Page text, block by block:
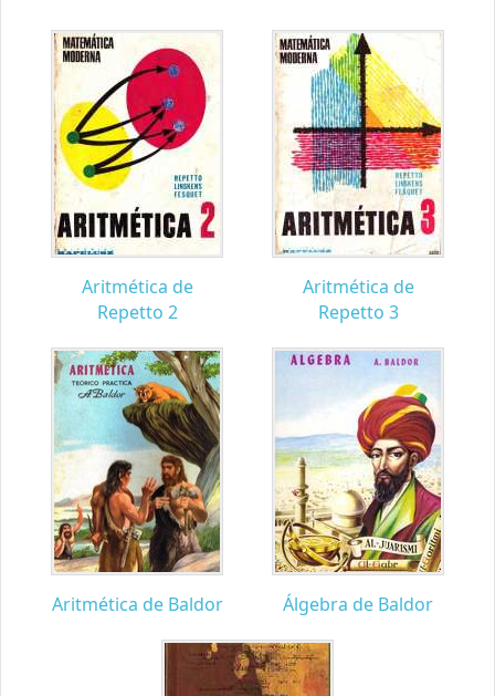
Aritmética de
Repetto 2
Aritmética de
Repetto 3
Aritmética de Baldor Álgebra de Baldor